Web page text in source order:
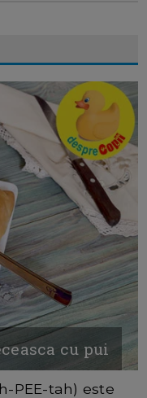
cu pui
PEE-tah) este